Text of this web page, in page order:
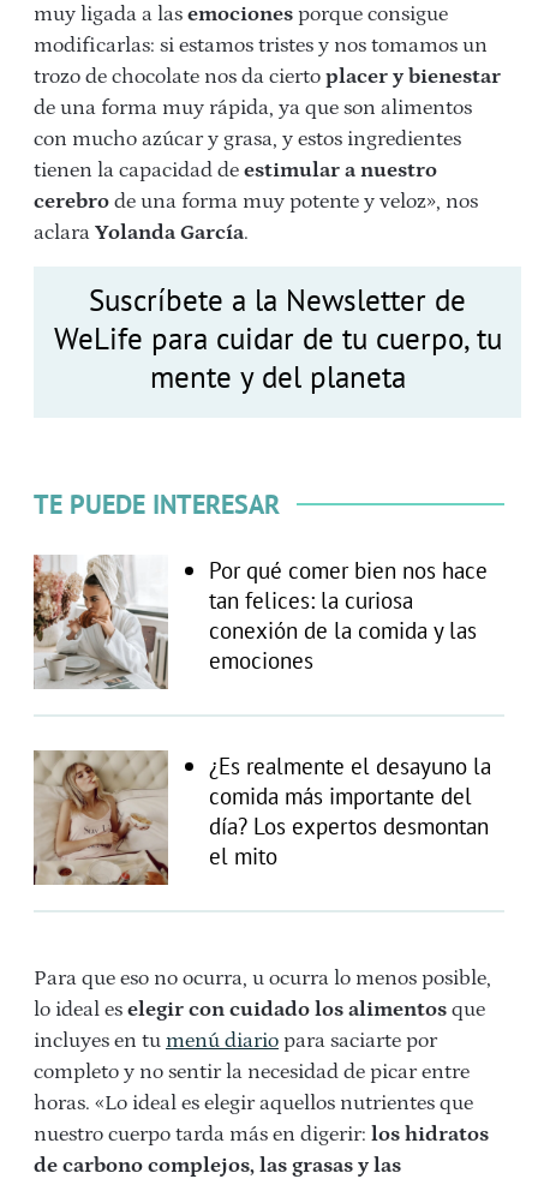
muy ligada a las emociones porque consigue
modificarlas: si estamos tristes y nos tomamos un
trozo de chocolate nos da cierto placer y bienestar
de una forma muy rápida, ya que son alimentos
con mucho azúcar y grasa, y estos ingredientes
tienen la capacidad de estimular a nuestro
cerebro de una forma muy potente y veloz», nos
aclara Yolanda García.
Suscríbete a la Newsletter de
WeLife para cuidar de tu cuerpo, tu
mente y del planeta
TE PUEDE INTERESAR
Por qué comer bien nos hace
tan felices: la curiosa
conexión de la comida y las
emociones
¿Es realmente el desayuno la
comida más importante del
día? Los expertos desmontan
el mito
Para que eso no ocurra, u ocurra lo menos posible,
lo ideal es elegir con cuidado los alimentos que
incluyes en tu menú diario para saciarte por
completo y no sentir la necesidad de picar entre
horas. «Lo ideal es elegir aquellos nutrientes que
nuestro cuerpo tarda más en digerir: los hidratos
de carbono complejos, las grasas y las